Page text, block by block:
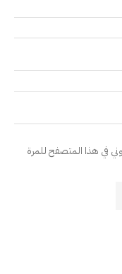
في هذا المتصفح للمرة